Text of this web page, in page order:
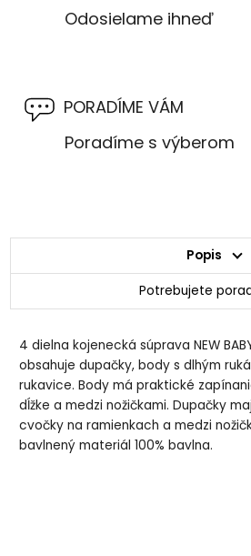
Odosielame ihneď
PORADÍME VÁM
Poradíme s výberom
Popis
Potrebujete
4 dielna kojenecká súprava NEW
obsahuje dupačky, body s dlhým
rukavice. Body má praktické
dĺžke a medzi nožičkami. Dupačky
cvočky na ramienkach a medzi
bavlnený materiál 100% bavlna.